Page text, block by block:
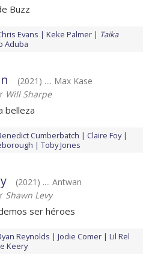
Buzz
Evans Keke Palmer
Taika
Aduba
(2021) .... Max Kase
Will Sharpe
belleza
Cumberbatch
Claire Foy
Toby Jones
(2021) .... Antwan
Shawn Levy
ser héroes
Reynolds Jodie Comer
Lil Rel
Keery